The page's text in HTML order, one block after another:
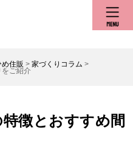
住販 >家づくりコラム >
をご紹介
徴とおすすめ間